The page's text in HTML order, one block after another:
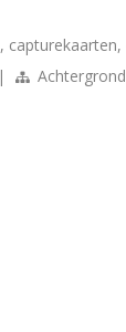
, capturekaarten,
| Achtergrond